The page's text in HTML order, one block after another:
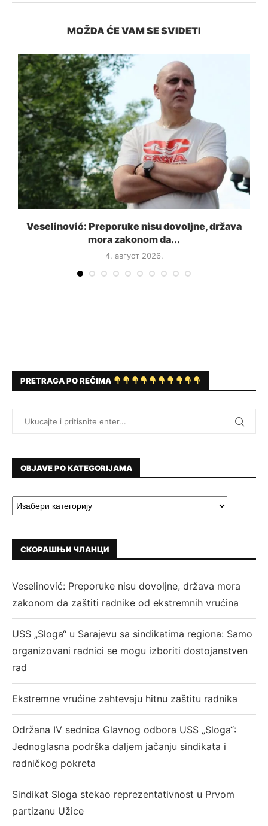
MOŽDA ĆE VAM SE SVIDETI
Veselinović: Preporuke nisu dovoljne, država
mora zakonom da...
4. август 2026.
PRETRAGA PO REČIMA
OBJAVE PO KATEGORIJAMA
СКОРАШЊИ ЧЛАНЦИ
Veselinović: Preporuke nisu dovoljne, država mora
zakonom da zaštiti radnike od ekstremnih vrućina
USS „Sloga“ u Sarajevu sa sindikatima regiona: Samo
organizovani radnici se mogu izboriti dostojanstven
rad
Ekstremne vrućine zahtevaju hitnu zaštitu radnika
Održana IV sednica Glavnog odbora USS „Sloga“:
Jednoglasna podrška daljem jačanju sindikata i
radničkog pokreta
Sindikat Sloga stekao reprezentativnost u Prvom
partizanu Užice